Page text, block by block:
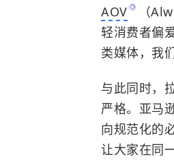
AOV
（
轻消费者偏
类媒体，我
与此同时，
严格。亚马
向规范化的
让大家在同